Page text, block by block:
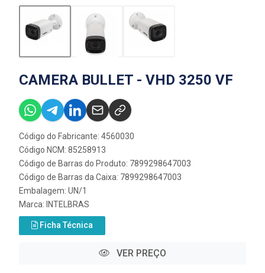
CAMERA BULLET - VHD 3250 VF
Código do Fabricante: 4560030
Código NCM: 85258913
Código de Barras do Produto: 7899298647003
Código de Barras da Caixa: 7899298647003
Embalagem: UN/1
Marca: INTELBRAS
Ficha Técnica
VER PREÇO